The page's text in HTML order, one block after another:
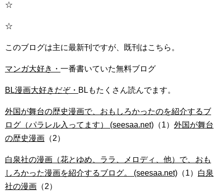
☆
☆
このブログは主に最新刊ですが、既刊はこちら。
マンガ大好き・ 一番書いていた無料ブログ
BL漫画大好きだぞ・ BLもたくさん読んでます。
外国が舞台の歴史漫画で、おもしろかったのを紹介するブ
ログ（パラレル入ってます） (seesaa.net) （1） 外国が舞台
の歴史漫画 （2）
白泉社の漫画（花とゆめ、ララ、メロディ、他）で、おも
しろかった漫画を紹介するブログ。 (seesaa.net) （1） 白泉
社の漫画 （2）